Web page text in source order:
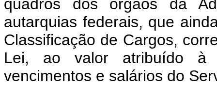
quadros dos órgãos da
autarquias federais, que
Classificação de Cargos,
Lei, ao valor atribuído à
vencimentos e salários do